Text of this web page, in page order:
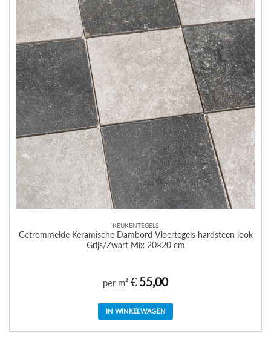
KEUKENTEGELS
Getrommelde Keramische Dambord Vloertegels hardsteen look
Grijs/Zwart Mix 20×20 cm
per m² €55,00
IN WINKELWAGEN